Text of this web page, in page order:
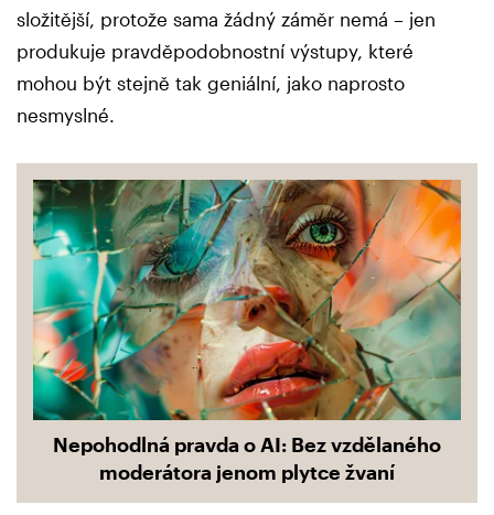
složitější, protože sama žádný záměr nemá – jen
produkuje pravděpodobnostní výstupy, které
mohou být stejně tak geniální, jako naprosto
nesmyslné.
Nepohodlná pravda o AI: Bez vzdělaného
moderátora jenom plytce žvaní